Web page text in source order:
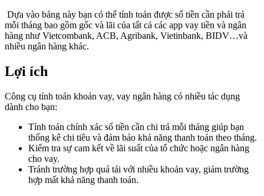
Dựa vào bảng này bạn có thể tính toán được số tiền cần phải trả
mỗi tháng bao gồm gốc và lãi của tất cả các app vay tiền và ngân
hàng như Vietcombank, ACB, Agribank, Vietinbank, BIDV…và
nhiều ngân hàng khác.
Lợi ích
Công cụ tính toán khoản vay, vay ngân hàng có nhiều tác dụng
dành cho bạn:
Tính toán chính xác số tiền cần chi trả mỗi tháng giúp bạn
thống kê chi tiêu và đảm bảo khả năng thanh toán theo tháng.
Kiểm tra sự cam kết về lãi suất của tổ chức hoặc ngân hàng
cho vay.
Tránh trường hợp quá tải với nhiều khoản vay, giảm trường
hợp mất khả năng thanh toán.